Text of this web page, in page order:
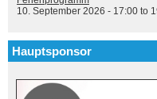
10. September 2026 - 17:00 to
Hauptsponsor